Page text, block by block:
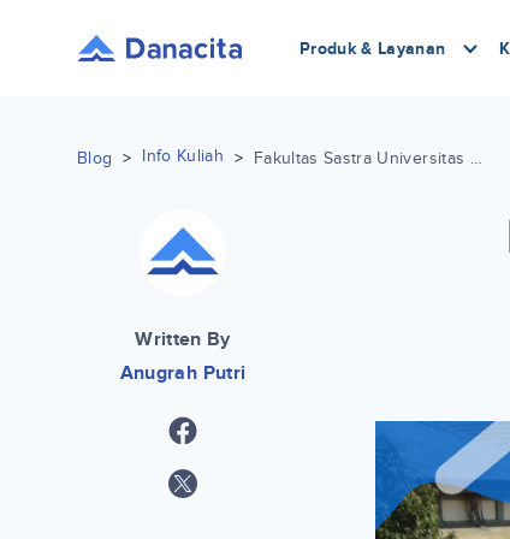
Produk & Layanan
Blog > Info Kuliah > Fakultas Sastra Universitas Warmadewa dan Biayanya
Written By
Anugrah Putri